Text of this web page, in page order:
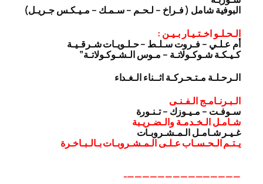
البوفية شامل ( فـراخ – لـحـم – سـمـك – مـيـكـس جـريـل)
الـحـلـو اخـتـيـار بـيـن :
أم عـلـي – فـروت سـلـط – حـلـويـات شـرقـيـة
كـيـكـة شـوكـولاتـة – مـوس الـشـوكـولاتـة”
الـرحـلـة مـتـحـركـة اثــناء الـغـداء
الـبـرنـامـج الـفـنـى
سـوفـت – مـيـوزك – تـنـورة
شـامـل الـخـدمـة والـضـريـبة
غـيـر شـامـل الـمـشـروبـات
يـتـم الـحـسـاب عـلـى الـمـشـروبـات بـالـبـاخـرة
———————————————-